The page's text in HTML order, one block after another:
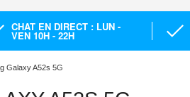
CHAT EN DIRECT : LUN -
VEN 10H - 22H
Galaxy A52s 5G